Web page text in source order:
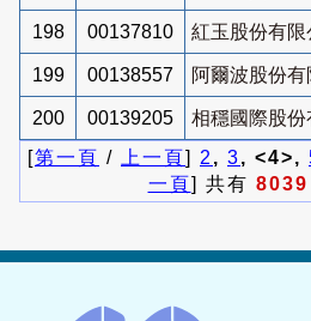
198 00137810 紅玉股份有限
199 00138557 阿爾波股份有
200 00139205
相穩國際股份
[第一頁 / 上一頁] 2 , 3, <4>,
一頁] 共有 8039